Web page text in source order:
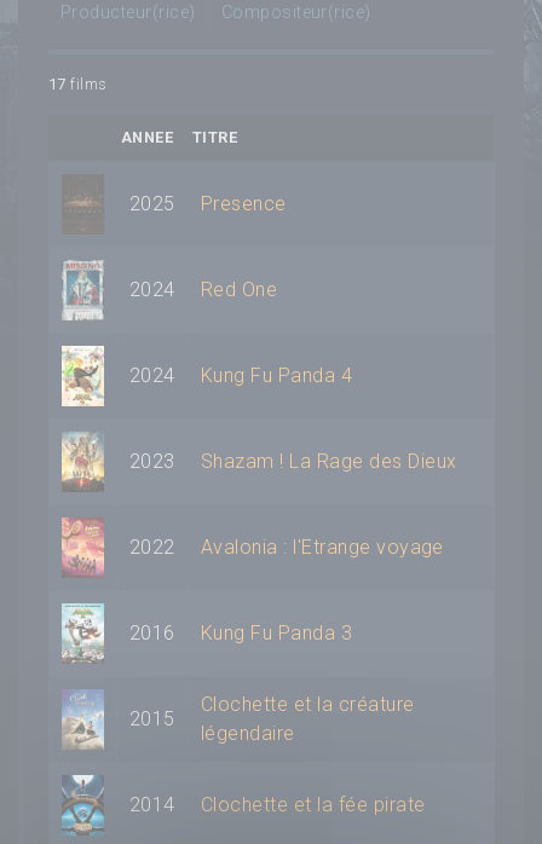
Producteur(rice) Compositeur(rice)
17 films
ANNEE TITRE
2025 Presence
2024 Red One
2024 Kung Fu Panda 4
2023 Shazam ! La Rage des Dieux
2022 Avalonia : l'Etrange voyage
2016 Kung Fu Panda 3
2015
Clochette et la créature
légendaire
2014 Clochette et la fée pirate